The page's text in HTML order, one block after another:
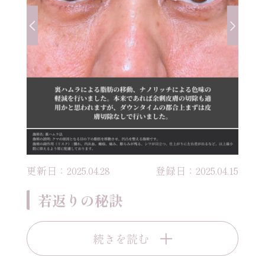
更新日：2025.04.28 登録日：2025.04.15
若返りの秘訣
続きを読む